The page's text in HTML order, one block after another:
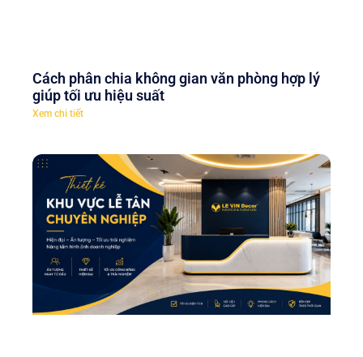
Cách phân chia không gian văn phòng hợp lý
giúp tối ưu hiệu suất
Xem chi tiết